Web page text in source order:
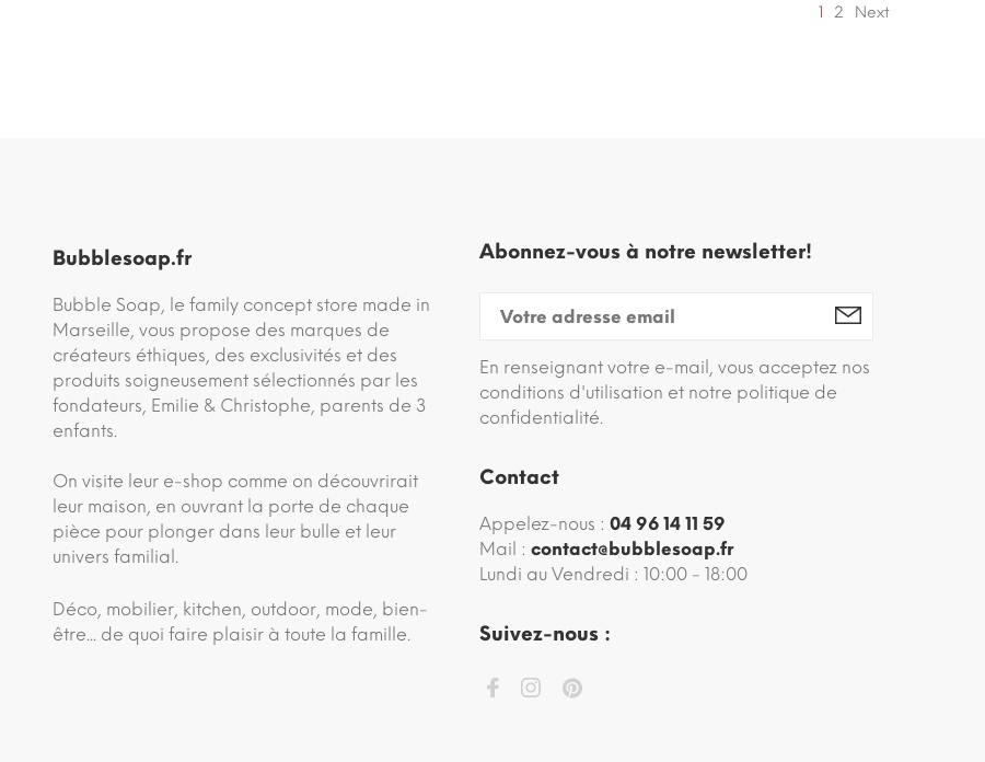
1 2 Next
Bubblesoap.fr
Bubble Soap, le family concept store made in
Marseille, vous propose des marques de
créateurs éthiques, des exclusivités et des
produits soigneusement sélectionnés par les
fondateurs, Emilie & Christophe, parents de 3
enfants.
On visite leur e-shop comme on découvrirait
leur maison, en ouvrant la porte de chaque
pièce pour plonger dans leur bulle et leur
univers familial.
Déco, mobilier, kitchen, outdoor, mode, bien-
être... de quoi faire plaisir à toute la famille.
Abonnez-vous à notre newsletter!
En renseignant votre e-mail, vous acceptez nos
conditions d'utilisation et notre politique de
confidentialité.
Contact
Appelez-nous : 04 96 14 11 59
Mail : contact@bubblesoap.fr
Lundi au Vendredi : 10:00 - 18:00
Suivez-nous :